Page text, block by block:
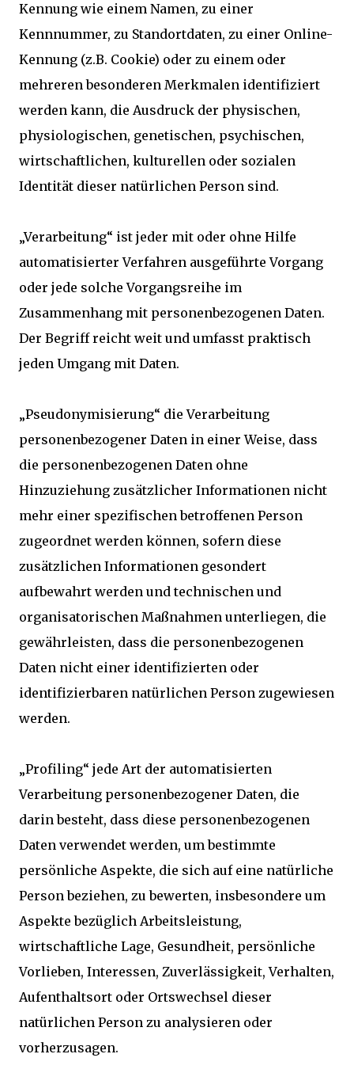
Kennung wie einem Namen, zu einer
Kennnummer, zu Standortdaten, zu einer Online-
Kennung (z.B. Cookie) oder zu einem oder
mehreren besonderen Merkmalen identifiziert
werden kann, die Ausdruck der physischen,
physiologischen, genetischen, psychischen,
wirtschaftlichen, kulturellen oder sozialen
Identität dieser natürlichen Person sind.
„Verarbeitung“ ist jeder mit oder ohne Hilfe
automatisierter Verfahren ausgeführte Vorgang
oder jede solche Vorgangsreihe im
Zusammenhang mit personenbezogenen Daten.
Der Begriff reicht weit und umfasst praktisch
jeden Umgang mit Daten.
„Pseudonymisierung“ die Verarbeitung
personenbezogener Daten in einer Weise, dass
die personenbezogenen Daten ohne
Hinzuziehung zusätzlicher Informationen nicht
mehr einer spezifischen betroffenen Person
zugeordnet werden können, sofern diese
zusätzlichen Informationen gesondert
aufbewahrt werden und technischen und
organisatorischen Maßnahmen unterliegen, die
gewährleisten, dass die personenbezogenen
Daten nicht einer identifizierten oder
identifizierbaren natürlichen Person zugewiesen
werden.
„Profiling“ jede Art der automatisierten
Verarbeitung personenbezogener Daten, die
darin besteht, dass diese personenbezogenen
Daten verwendet werden, um bestimmte
persönliche Aspekte, die sich auf eine natürliche
Person beziehen, zu bewerten, insbesondere um
Aspekte bezüglich Arbeitsleistung,
wirtschaftliche Lage, Gesundheit, persönliche
Vorlieben, Interessen, Zuverlässigkeit, Verhalten,
Aufenthaltsort oder Ortswechsel dieser
natürlichen Person zu analysieren oder
vorherzusagen.